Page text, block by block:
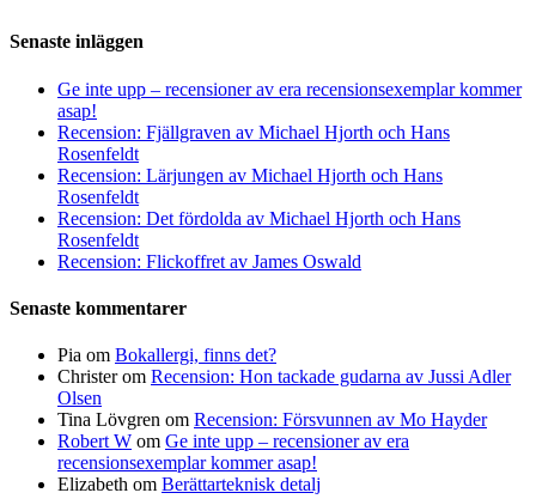
Senaste inläggen
Ge inte upp – recensioner av era recensionsexemplar kommer
asap!
Recension: Fjällgraven av Michael Hjorth och Hans
Rosenfeldt
Recension: Lärjungen av Michael Hjorth och Hans
Rosenfeldt
Recension: Det fördolda av Michael Hjorth och Hans
Rosenfeldt
Recension: Flickoffret av James Oswald
Senaste kommentarer
Pia om Bokallergi, finns det?
Christerom Recension: Hon tackade gudarna av Jussi Adler
Olsen
Tina Lövgren om Recension: Försvunnen av Mo Hayder
Robert W om Ge inte upp – recensioner av era
recensionsexemplar kommer asap!
Elizabeth om Berättarteknisk detalj